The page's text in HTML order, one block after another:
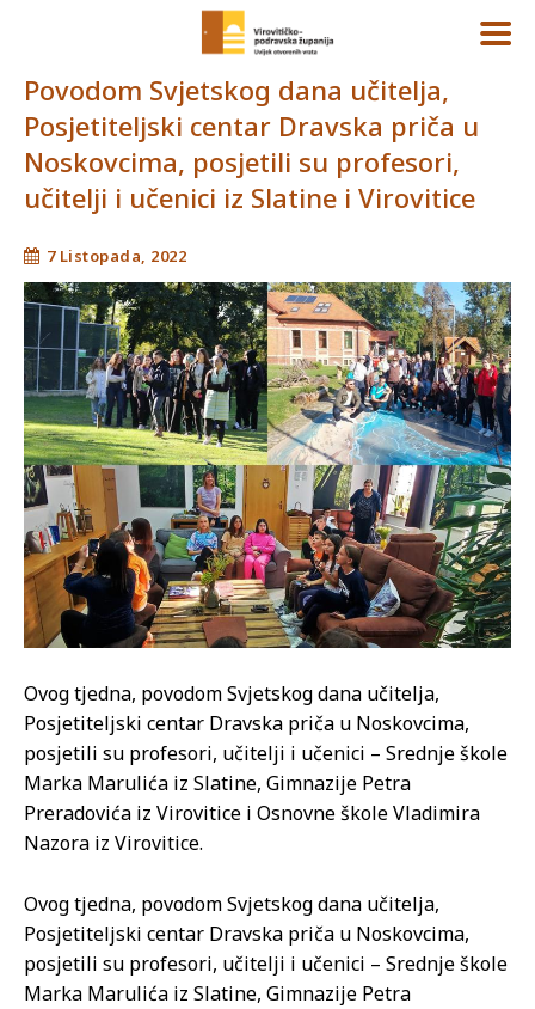
Povodom Svjetskog dana učitelja,
Posjetiteljski centar Dravska priča u
Noskovcima, posjetili su profesori,
učitelji i učenici iz Slatine i Virovitice
7 Listopada, 2022
Ovog tjedna, povodom Svjetskog dana učitelja,
Posjetiteljski centar Dravska priča u Noskovcima,
posjetili su profesori, učitelji i učenici – Srednje škole
Marka Marulića iz Slatine, Gimnazije Petra
Preradovića iz Virovitice i Osnovne škole Vladimira
Nazora iz Virovitice.
Ovog tjedna, povodom Svjetskog dana učitelja,
Posjetiteljski centar Dravska priča u Noskovcima,
posjetili su profesori, učitelji i učenici – Srednje škole
Marka Marulića iz Slatine, Gimnazije Petra